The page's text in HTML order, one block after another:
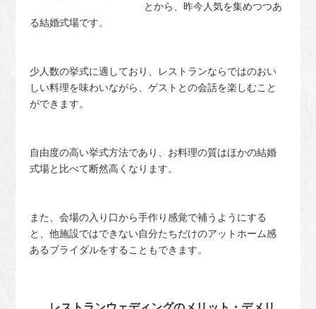
とから、昨今人気を集めつつあ
る結婚式場です。
少人数の挙式に適しており、レストランならではのおい
しい料理を味わいながら、ゲストとの会話を楽しむこと
ができます。
自由度の高い挙式方法であり、お料理の質はほかの結婚
式場と比べて断然高くなります。
また、会場の入り口から手作り感覚で補うようにする
と、他施設ではできない自分たちだけのアットホーム感
あるブライダルをすることもできます。